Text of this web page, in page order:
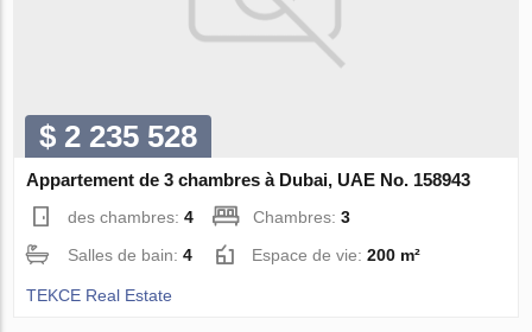
$ 2 235 528
Appartement de 3 chambres à Dubai, UAE No. 158943
des chambres:4 Chambres:3
Salles de bain:4 Espace de vie:200 m²
TEKCE Real Estate